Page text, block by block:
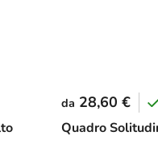
Quadro
da 28,60 €